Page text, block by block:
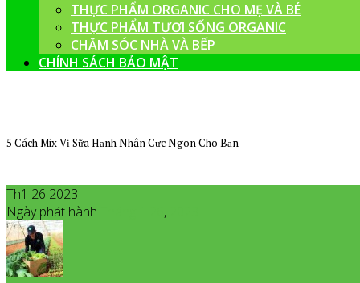
THỰC PHẨM ORGANIC CHO MẸ VÀ BÉ
THỰC PHẨM TƯƠI SỐNG ORGANIC
CHĂM SÓC NHÀ VÀ BẾP
CHÍNH SÁCH BẢO MẬT
5 Cách Mix Vị Sữa Hạnh Nhân Cực Ngon Cho Bạn
Th1 26 2023
Ngày phát hành
,